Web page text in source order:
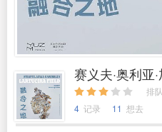
赛义夫·奥利亚
排
4 记录 11 想去